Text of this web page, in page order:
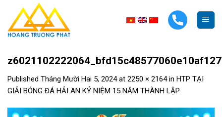
content
Published Tháng Mười Hai 5, 2024at 2250 × 2164in HTP TẠI
GIẢI BÓNG ĐÁ HẢI AN KỶ NIỆM 15 NĂM THÀNH LẬP